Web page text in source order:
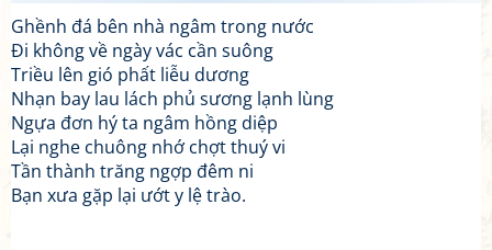
Ghềnh đá bên nhà ngâm trong nước
Đi không về ngày vác cần suông
Triều lên gió phất liễu dương
Nhạn bay lau lách phủ sương lạnh lùng
Ngựa đơn hý ta ngâm hồng diệp
Lại nghe chuông nhớ chợt thuý vi
Tần thành trăng ngợp đêm ni
Bạn xưa gặp lại ướt y lệ trào.